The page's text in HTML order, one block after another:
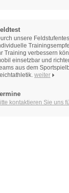
unsere
Training verbessern
einsetzbar und
aus dem
weiter
kontaktieren Sie uns